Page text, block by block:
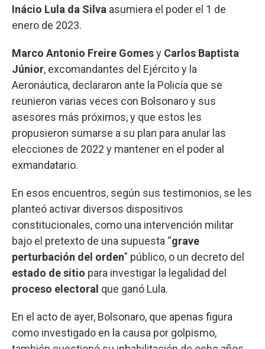
Inácio Lula da Silva asumiera el poder el 1 de
enero de 2023.
Marco Antonio Freire Gomesy Carlos Baptista
Júnior, excomandantes del Ejército y la
Aeronáutica, declararon ante la Policía que se
reunieron varias veces con Bolsonaro y sus
asesores más próximos, y que estos les
propusieron sumarse a su plan para anular las
elecciones de 2022 y mantener en el poder al
exmandatario.
En esos encuentros, según sus testimonios, se les
planteó activar diversos dispositivos
constitucionales, como una intervención militar
bajo el pretexto de una supuesta “grave
perturbación del orden” público, o un decreto del
estado de sitio para investigar la legalidad del
proceso electoral que ganó Lula.
En el acto de ayer, Bolsonaro, que apenas figura
como investigado en la causa por golpismo,